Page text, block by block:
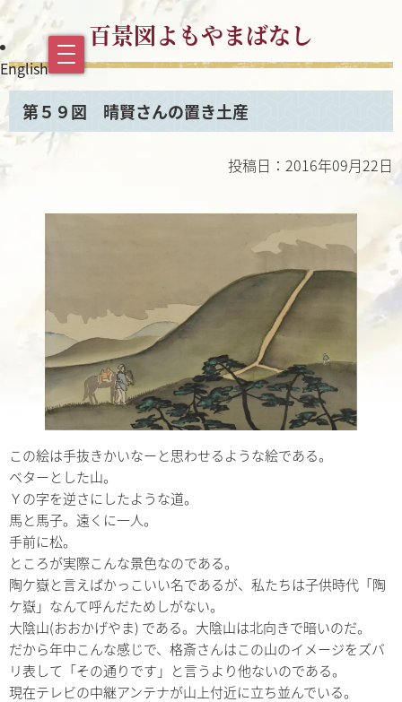
English
百景図よもやまばなし
第５９図 晴賢さんの置き土産
投稿日：2016年09月22日
この絵は手抜きかいなーと思わせるような絵である。
ベターとした山。
Ｙの字を逆さにしたような道。
馬と馬子。遠くに一人。
手前に松。
ところが実際こんな景色なのである。
陶ケ嶽と言えばかっこいい名であるが、私たちは子供時代「陶
ケ嶽」なんて呼んだためしがない。
大陰山(おおかげやま) である。大陰山は北向きで暗いのだ。
だから年中こんな感じで、格斎さんはこの山のイメージをズバ
リ表して「その通りです」と言うより他ないのである。
現在テレビの中継アンテナが山上付近に立ち並んでいる。